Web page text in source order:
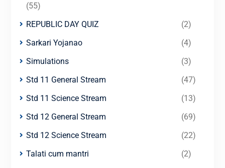
(55)
REPUBLIC DAY QUIZ
(2)
Sarkari Yojanao
(4)
Simulations
(3)
Std 11 General Stream
(47)
Std 11 Science Stream
(13)
Std 12 General Stream
(69)
Std 12 Science Stream
(22)
Talati cum mantri
(2)